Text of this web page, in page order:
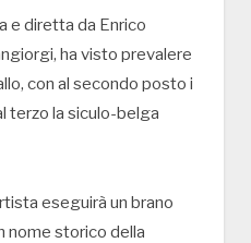
e diretta da Enrico
ha visto prevalere
con al secondo posto i
terzo la siculo-belga
eseguirà un brano
nome storico della